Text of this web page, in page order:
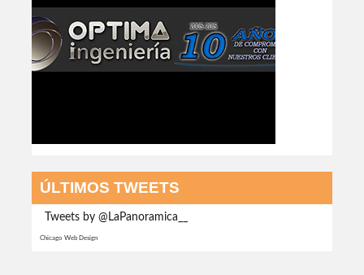
ÚLTIMOS TWEETS
Tweets by @LaPanoramica__
Chicago Web Design